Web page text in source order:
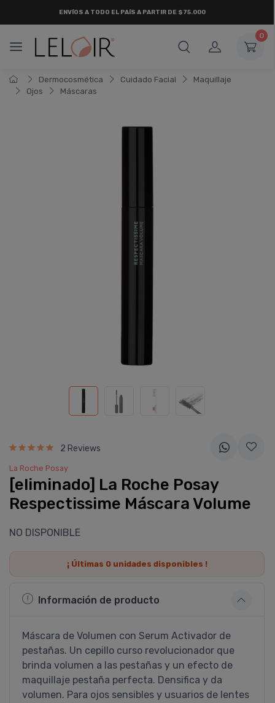
0
Dermocosmética Cuidado Facial
Maquillaje
Ojos
Máscaras
2 Reviews
La Roche Posay
[eliminado] La Roche Posay
Respectissime Máscara Volume
NO DISPONIBLE
¡ Últimas 0unidades disponibles !
Información de producto
Máscara de Volumen con Serum Activador de
pestañas. Un cepillo curso revolucionador que
brinda volumen a las pestañas y un efecto de
maquillaje pestaña perfecta. Densifica y da
volumen. Para ojos sensibles y usuarios de lentes